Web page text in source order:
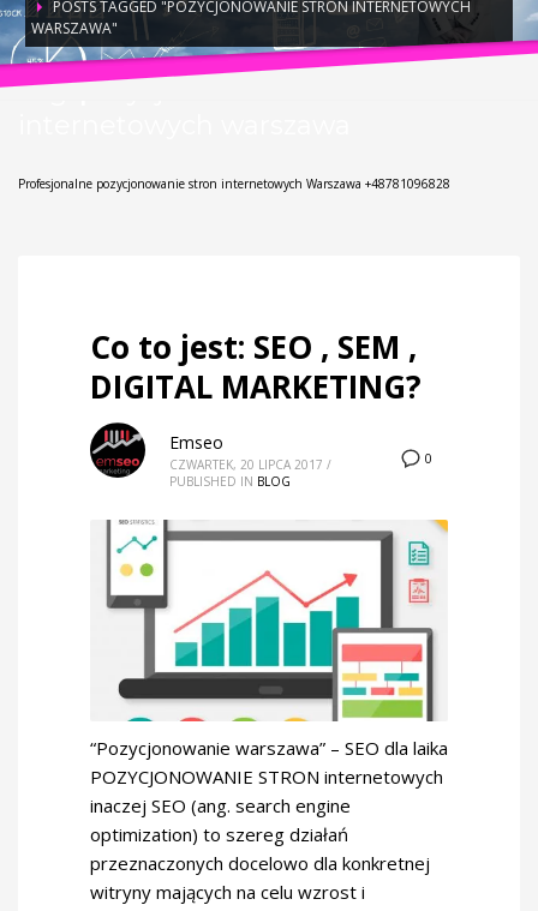
POSTS TAGGED "POZYCJONOWANIE STRON INTERNETOWYCH
WARSZAWA"
Tag: pozycjonowanie stron
Profesjonalne pozycjonowanie stron internetowych Warszawa +48781096828
Co to jest: SEO , SEM ,
DIGITAL MARKETING?
0
Emseo
CZWARTEK, 20 LIPCA 2017 /
PUBLISHED IN BLOG
“Pozycjonowanie warszawa” – SEO dla laika
POZYCJONOWANIE STRON internetowych
inaczej SEO (ang. search engine
optimization) to szereg działań
przeznaczonych docelowo dla konkretnej
witryny mających na celu wzrost i